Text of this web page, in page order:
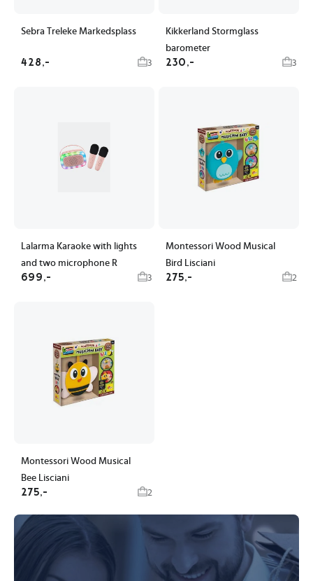
Sebra Treleke Markedsplass
428,- 3
Kikkerland Stormglass
barometer
230,- 3
Lalarma Karaoke with lights
and two microphone R
699,- 3
Montessori Wood Musical
Bird Lisciani
275,- 2
Montessori Wood Musical
Bee Lisciani
275,- 2